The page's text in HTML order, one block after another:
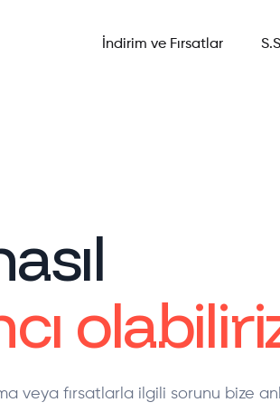
İndirim ve Fırsatlar
veya fırsatlarla ilgili sorunu bize